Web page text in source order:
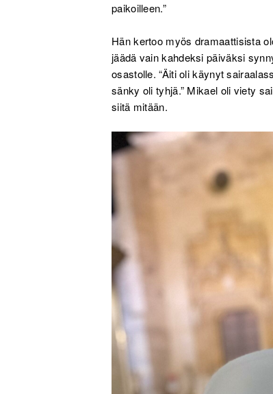
paikoilleen.”
Hän kertoo myös dramaattisista
jäädä vain kahdeksi päiväksi
osastolle. “Äiti oli käynyt
sänky oli tyhjä.” Mikael oli viety
siitä mitään.